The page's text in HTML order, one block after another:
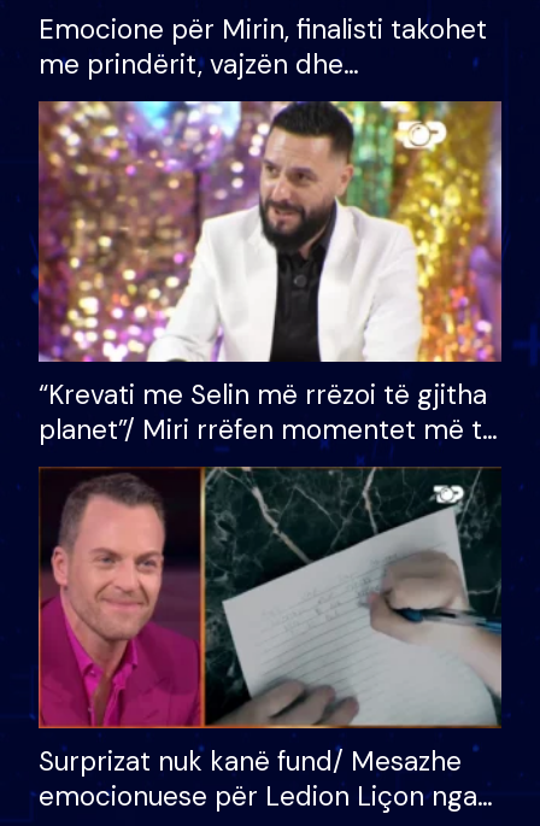
Emocione për Mirin, finalisti takohet
me prindërit, vajzën dhe
bashkëshorten: S’kemi ndonjë letër
divorci apo jo?
“Krevati me Selin më rrëzoi të gjitha
planet”/ Miri rrëfen momentet më të
bukura në shtëpinë e BB VIP: Do më
mungojë zilja e mëngjesit kur…
Surprizat nuk kanë fund/ Mesazhe
emocionuese për Ledion Liçon nga